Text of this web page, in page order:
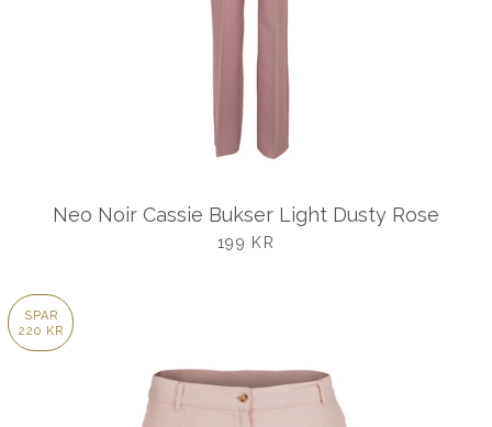
Neo Noir Cassie Bukser Light Dusty Rose
UDSALGSPRIS
199 KR
SPAR
220 KR